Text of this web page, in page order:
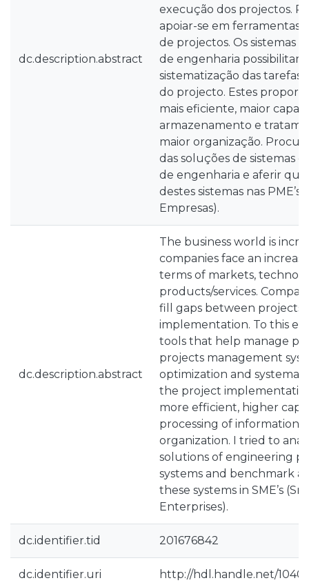
dc.description.abstract
execução dos projectos.
apoiar-se em ferramentas
de projectos. Os sistemas
de engenharia
sistematização das
do projecto. Estes
mais eficiente, maior
armazenamento e
maior organização.
das soluções de sistemas
de engenharia e aferir
destes sistemas nas
Empresas).
dc.description.abstract
The business world is
companies face an
terms of markets,
products/services.
fill gaps between projects
implementation. To this
tools that help manage
projects management
optimization and
the project
more efficient, higher
processing of information
organization. I tried to
solutions of engineering
systems and benchmark
these systems in SME’s
Enterprises).
dc.identifier.tid 201676842
dc.identifier.uri http://hdl.handle.net/